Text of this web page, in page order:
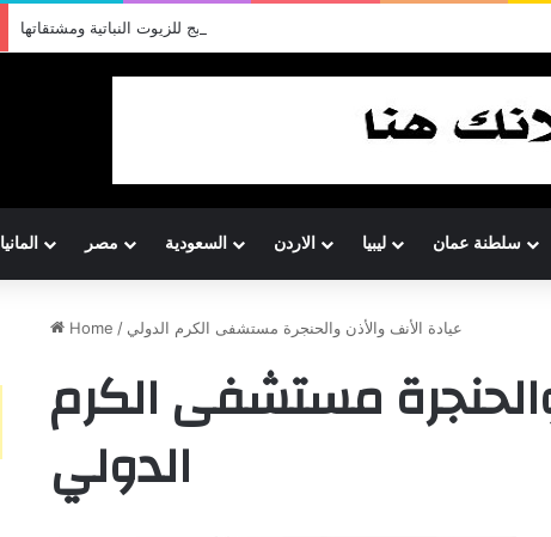
أريج للزيوت النباتية ومشتقاتها
المانيا مصر السعودية الاردن ليبيا سلطنة عمان
Home / عيادة الأنف والأذن والحنجرة مستشفى الكرم الدولي
مستشفى الكرم
الدولي